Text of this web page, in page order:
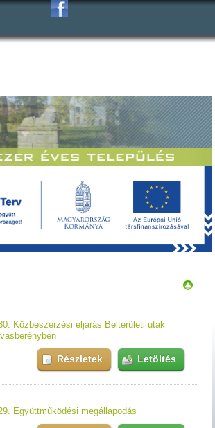
Közbeszerzési eljárás Belterületi utak
Letöltés
Részletek
Együttműködési megállapodás